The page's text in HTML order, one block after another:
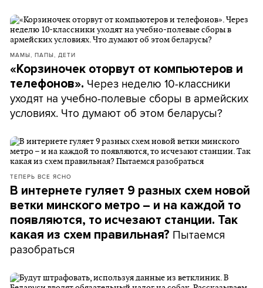
МАМЫ, ПАПЫ, ДЕТИ
«Корзиночек оторвут от компьютеров и
телефонов». Через неделю 10-классники
уходят на учебно-полевые сборы в армейских
условиях. Что думают об этом беларусы?
ТЕПЕРЬ ВСЕ ЯСНО
В интернете гуляет 9 разных схем новой
ветки минского метро – и на каждой то
появляются, то исчезают станции. Так
какая из схем правильная? Пытаемся
разобраться